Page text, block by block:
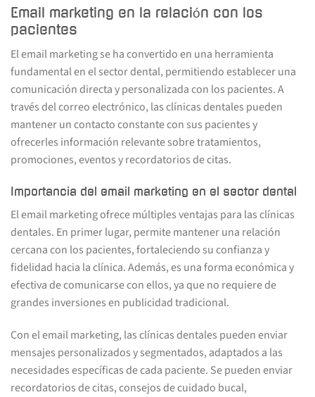
Email marketing en la relación con los
pacientes
El email marketing se ha convertido en una herramienta
fundamental en el sector dental, permitiendo establecer una
comunicación directa y personalizada con los pacientes. A
través del correo electrónico, las clínicas dentales pueden
mantener un contacto constante con sus pacientes y
ofrecerles información relevante sobre tratamientos,
promociones, eventos y recordatorios de citas.
Importancia del email marketing en el sector dental
El email marketing ofrece múltiples ventajas para las clínicas
dentales. En primer lugar, permite mantener una relación
cercana con los pacientes, fortaleciendo su confianza y
fidelidad hacia la clínica. Además, es una forma económica y
efectiva de comunicarse con ellos, ya que no requiere de
grandes inversiones en publicidad tradicional.
Con el email marketing, las clínicas dentales pueden enviar
mensajes personalizados y segmentados, adaptados a las
necesidades específicas de cada paciente. Se pueden enviar
recordatorios de citas, consejos de cuidado bucal,